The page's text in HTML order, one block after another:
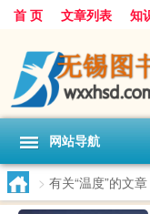
首 页 文章列表 知
网站导航
> 有关“温度”的文章